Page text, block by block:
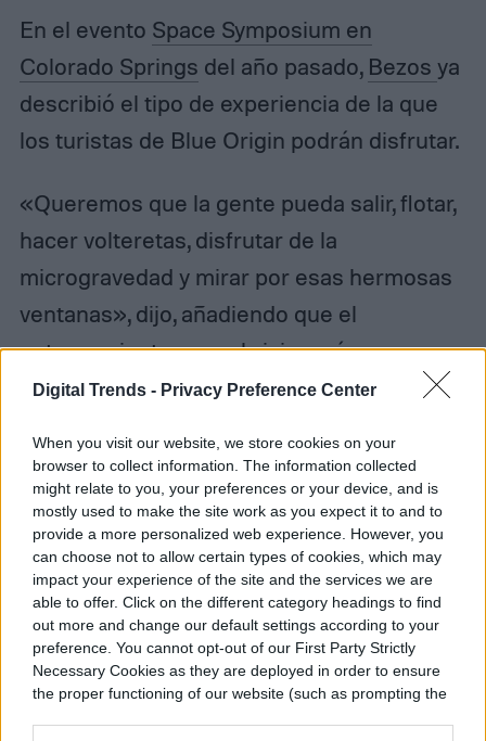
Digital Trends - Privacy Preference Center
When you visit our website, we store cookies on your
browser to collect information. The information collected
might relate to you, your preferences or your device, and is
mostly used to make the site work as you expect it to and to
provide a more personalized web experience. However, you
can choose not to allow certain types of cookies, which may
impact your experience of the site and the services we are
able to offer. Click on the different category headings to find
out more and change our default settings according to your
preference. You cannot opt-out of our First Party Strictly
Necessary Cookies as they are deployed in order to ensure
the proper functioning of our website (such as prompting the
En el evento Space Symposium en
Colorado Springs del año pasado, Bezos ya
describió el tipo de experiencia de la que
los turistas de Blue Origin podrán disfrutar.
«Queremos que la gente pueda salir, flotar,
hacer volteretas, disfrutar de la
microgravedad y mirar por esas hermosas
ventanas», dijo, añadiendo que el
entrenamiento para el viaje sería
«relativamente simple».
Sin embargo, Blue Origin aún no ha
revelado cuánto costará esta aventura
suborbital de 12 minutos, aunque su rival
Virgin Galactic ya anunció que costarían
alrededor de 250,000 dólares las reservas
a bordo de su avión espacial SpaceShipTwo.